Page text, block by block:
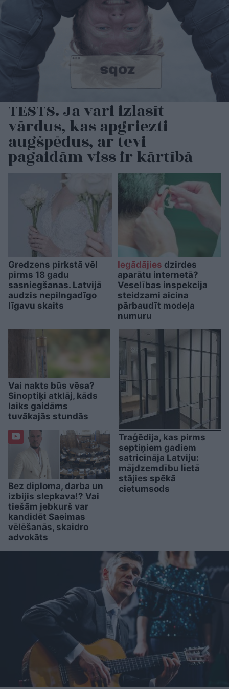
TESTS. Ja vari izlasīt
vārdus, kas apgriezti
augšpēdus, ar tevi
pagaidām viss ir kārtībā
Gredzens pirkstā vēl
pirms 18 gadu
sasniegšanas. Latvijā
audzis nepilngadīgo
līgavu skaits
Iegādājies dzirdes
aparātu internetā?
Veselības inspekcija
steidzami aicina
pārbaudīt modeļa
numuru
Vai nakts būs vēsa?
Sinoptiķi atklāj, kāds
laiks gaidāms
tuvākajās stundās
Bez diploma, darba un
izbijis slepkava!? Vai
tiešām jebkurš var
kandidēt Saeimas
vēlēšanās, skaidro
advokāts
Traģēdija, kas pirms
septiņiem gadiem
satricināja Latviju:
mājdzemdību lietā
stājies spēkā
cietumsods